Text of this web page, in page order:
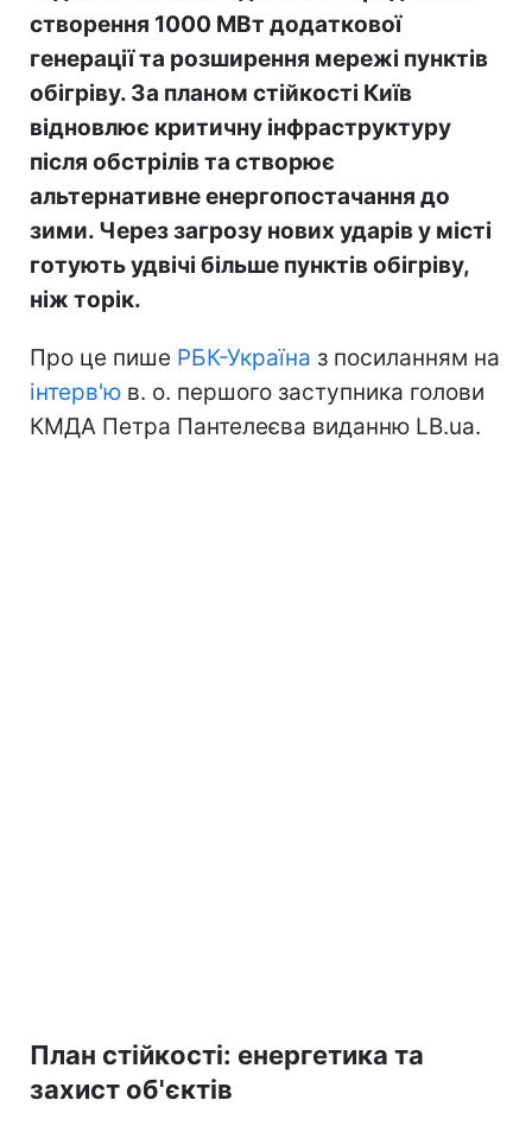
створення 1000 МВт додаткової
генерації та розширення мережі пунктів
обігріву. За планом стійкості Київ
відновлює критичну інфраструктуру
після обстрілів та створює
альтернативне енергопостачання до
зими. Через загрозу нових ударів у місті
готують удвічі більше пунктів обігріву,
ніж торік.
Про це пише РБК-Україна з посиланням на
інтерв'ю в. о. першого заступника голови
КМДА Петра Пантелеєва виданню LB.ua.
План стійкості: енергетика та
захист об'єктів